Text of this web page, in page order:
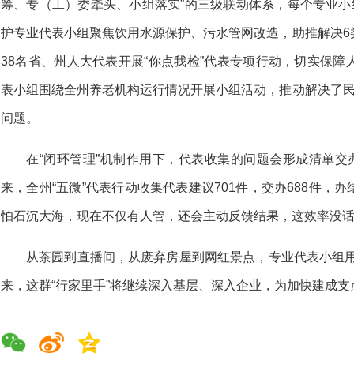
筹、专（工）委牵头、小组落实”的三级联动体系，每个专业
护专业代表小组聚焦饮用水源保护、污水管网改造，助推解决
38名省、州人大代表开展“你点我检”代表专项行动，切实保
表小组围绕全州养老机构运行情况开展小组活动，推动解决了
问题。
在“闭环管理”机制作用下，代表收集的问题会形成清单
来，全州“五微”代表行动收集代表建议701件，交办688件，
怕石沉大海，现在不仅有人管，还会主动反馈结果，这效率没
从茶园到直播间，从废弃房屋到网红景点，专业代表小组
来，这群“行家里手”将继续深入基层、深入企业，为加快建成